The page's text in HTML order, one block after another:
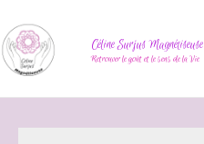
Céline Surjus Magnétiseuse
Retrouver le goût et le sens de la Vie